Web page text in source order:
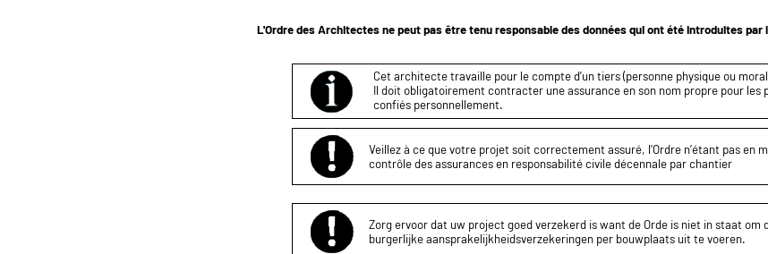
L'Ordre des Architectes ne peut pas être tenu responsable des données qui ont été introduites
Cet architecte travaille pour le compte d’un tiers (personne physique ou
Il doit obligatoirement contracter une assurance en son nom propre pour les
confiés personnellement.
Veillez à ce que votre projet soit correctement assuré, l’Ordre n’étant pas en
contrôle des assurances en responsabilité civile décennale par chantier
Zorg ervoor dat uw project goed verzekerd is want de Orde is niet in staat om
burgerlijke aansprakelijkheidsverzekeringen per bouwplaats uit te voeren.